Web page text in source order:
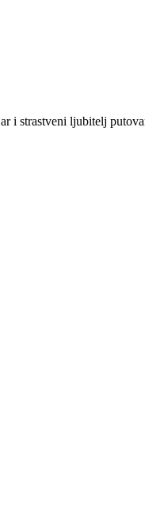
i strastveni ljubitelj